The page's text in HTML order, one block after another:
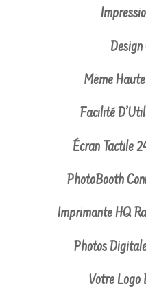
Même
Facilité
Écran Tactile
PhotoBooth
Imprimante HQ
Photos
Votre Logo